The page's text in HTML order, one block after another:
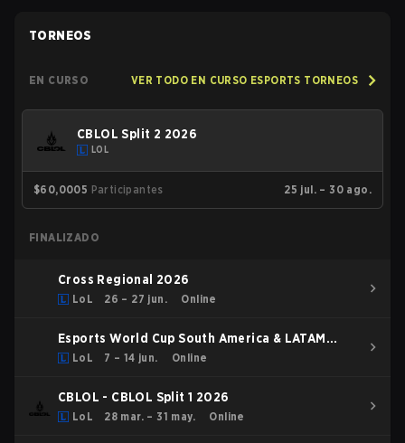
TORNEOS
EN CURSO VER TODO EN CURSO ESPORTS TORNEOS
CBLOL Split 2 2026
LOL
$60,0005 Participantes 25 jul. – 30 ago.
FINALIZADO
Cross Regional 2026
LoL 26 – 27 jun. Online
Esports World Cup South America & LATAM
Qualifier
LoL 7 – 14 jun. Online
CBLOL - CBLOL Split 1 2026
LoL 28 mar. – 31 may. Online